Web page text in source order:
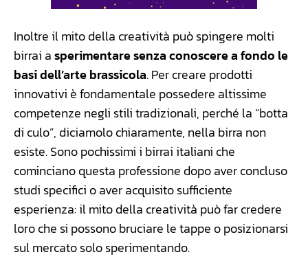
Inoltre il mito della creatività può spingere molti
birrai asperimentare senza conoscere a fondo le
basi dell’arte brassicola. Per creare prodotti
innovativi è fondamentale possedere altissime
competenze negli stili tradizionali, perché la “botta
di culo”, diciamolo chiaramente, nella birra non
esiste. Sono pochissimi i birrai italiani che
cominciano questa professione dopo aver concluso
studi specifici o aver acquisito sufficiente
esperienza: il mito della creatività può far credere
loro che si possono bruciare le tappe o posizionarsi
sul mercato solo sperimentando.